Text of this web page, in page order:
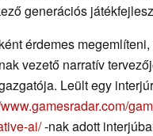
generációs
érdemes
vezető narratív
Leült egy
ai/-nak adott